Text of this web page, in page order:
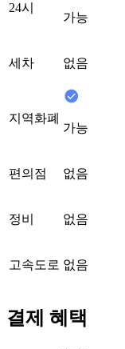
24시
가능
세차 없음
지역화폐
가능
편의점 없음
정비 없음
고속도로 없음
결제 혜택